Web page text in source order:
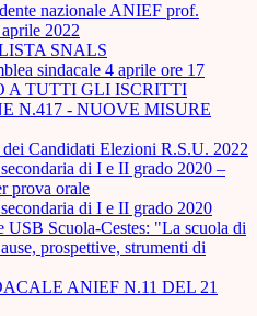
nazionale ANIEF prof.
2022
SNALS
sindacale 4 aprile ore 17
A TUTTI GLI ISCRITTI
N.417 - NUOVE MISURE
Candidati Elezioni R.S.U. 2022
di I e II grado 2020 –
prova orale
di I e II grado 2020
USB Scuola-Cestes: "La scuola di
prospettive, strumenti di
ANIEF N.11 DEL 21